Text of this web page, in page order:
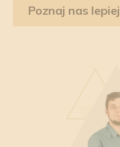
Poznaj nas lepiej